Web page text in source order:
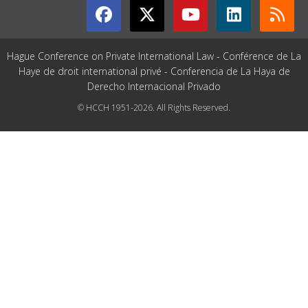
Hague Conference on Private International Law - Conférence de La
Haye de droit international privé - Conferencia de La Haya de
Derecho Internacional Privado
© HCCH 1951-2026. All Rights Reserved.